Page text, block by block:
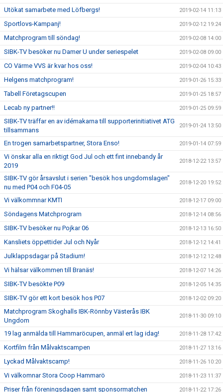
Utökat samarbete med Löfbergs! 2019-02-14 11:13
Sportlovs-Kampanj! 2019-02-12 19:24
Matchprogram till söndag! 2019-02-08 14:00
SIBK-TV besöker nu Damer U under seriespelet 2019-02-08 09:00
CO Värme VVS är kvar hos oss! 2019-02-04 10:43
Helgens matchprogram! 2019-01-26 15:33
Tabell Företagscupen 2019-01-25 18:57
Lecab ny partner!! 2019-01-25 09:59
SIBK-TV träffar en av idémakarna till supporterinitiativet ATG
tillsammans
2019-01-24 13:50
En trogen samarbetspartner, Stora Enso! 2019-01-14 07:59
Vi önskar alla en riktigt God Jul och ett fint innebandy år
2019
2018-12-22 13:57
SIBK-TV gör årsavslut i serien "besök hos ungdomslagen"
nu med P04 och F04-05
2018-12-20 19:52
Vi välkommnar KMTI 2018-12-17 09:00
Söndagens Matchprogram 2018-12-14 08:56
SIBK-TV besöker nu Pojkar 06 2018-12-13 16:50
Kansliets öppettider Jul och Nyår 2018-12-12 14:41
Julklappsdagar på Stadium! 2018-12-12 12:48
Vi hälsar välkommen till Branäs! 2018-12-07 14:26
SIBK-TV besökte P09 2018-12-05 14:35
SIBK-TV gör ett kort besök hos P07 2018-12-02 09:20
Matchprogram Skoghalls IBK-Rönnby Västerås IBK
Ungdom
2018-11-30 09:10
19 lag anmälda till Hammaröcupen, anmäl ert lag idag! 2018-11-28 17:42
Kortfilm från Målvaktscampen 2018-11-27 13:16
Lyckad Målvaktscamp! 2018-11-26 10:20
Vi välkomnar Stora Coop Hammarö 2018-11-23 11:37
Priser från föreningsdagen samt sponsormatchen 2018-11-22 17:26